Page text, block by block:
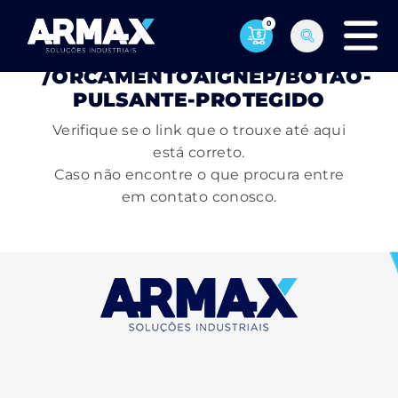
0
PÁGINA NÃO ENCONTRADA
/ORCAMENTOAIGNEP/BOTAO-
PULSANTE-PROTEGIDO
Verifique se o link que o trouxe até aqui
está correto.
Caso não encontre o que procura entre
em contato conosco.